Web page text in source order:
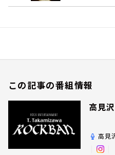
この記事の番組情報
高見
高見